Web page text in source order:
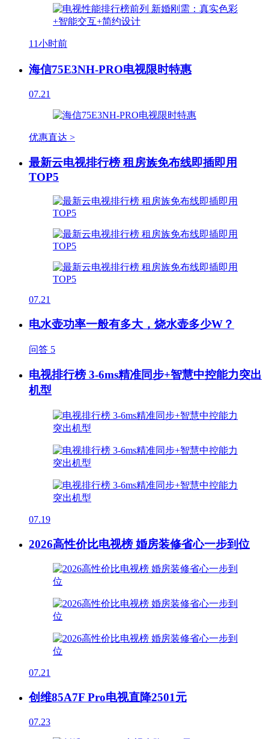
11小时前
海信75E3NH-PRO电视限时特惠
07.21
优惠直达 >
最新云电视排行榜 租房族免布线即插即用
TOP5
07.21
电水壶功率一般有多大，烧水壶多少W？
问答 5
电视排行榜 3-6ms精准同步+智慧中控能力突出
机型
07.19
2026高性价比电视榜 婚房装修省心一步到位
07.21
创维85A7F Pro电视直降2501元
07.23